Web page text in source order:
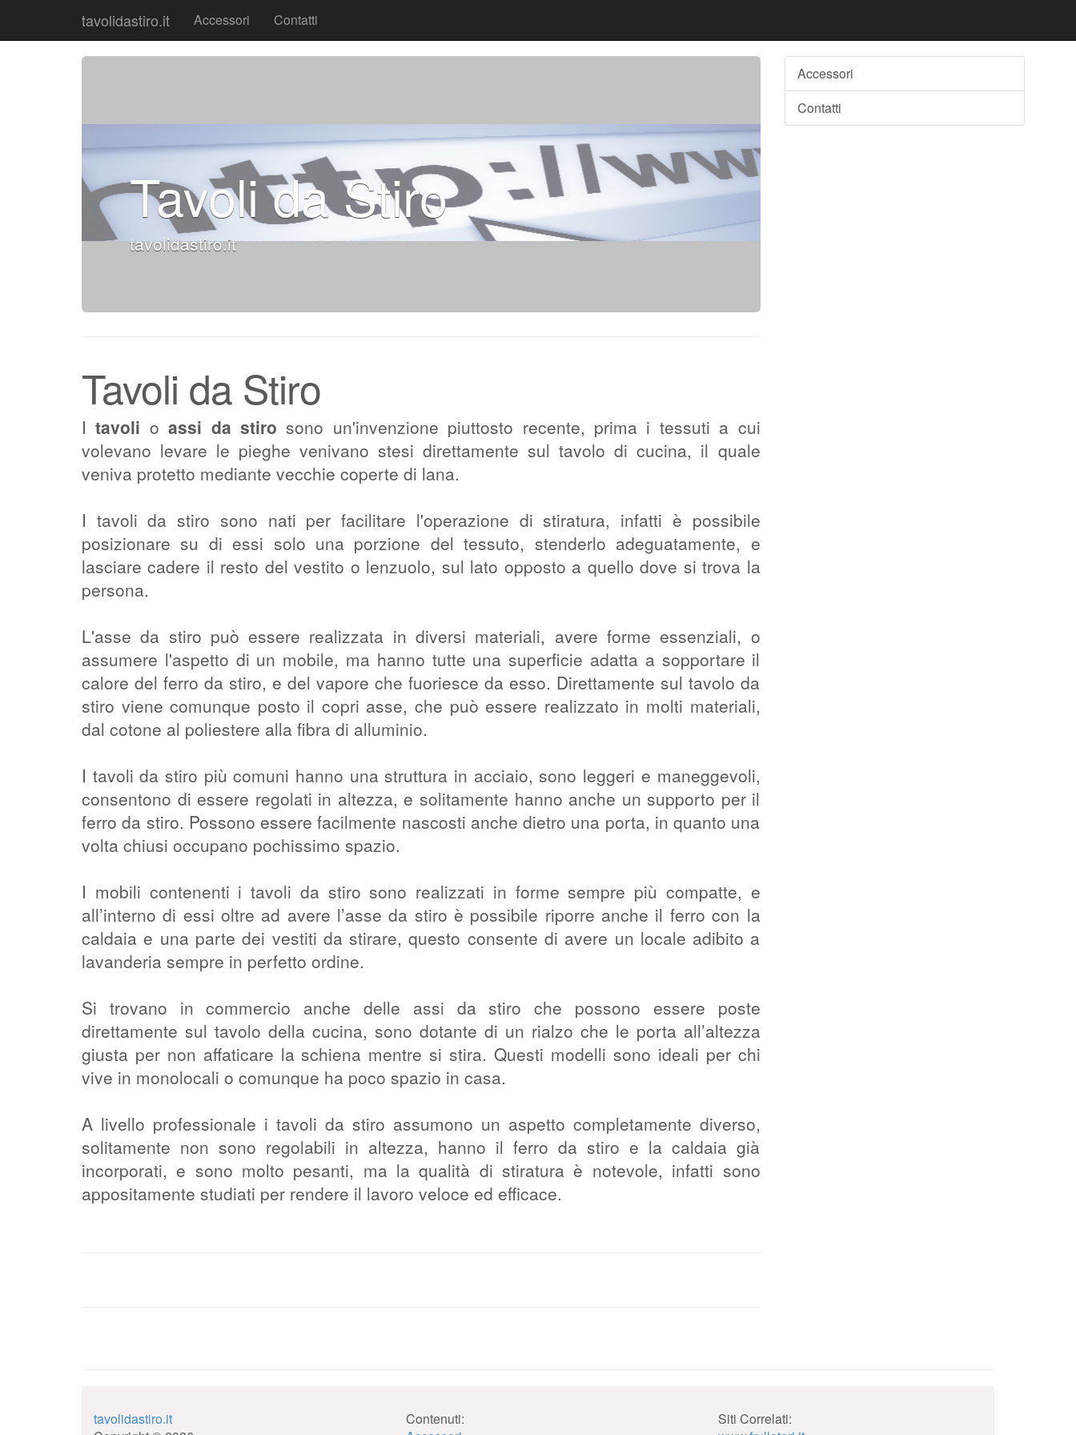
tavolidastiro.it Accessori Contatti
Tavoli da Stiro
tavolidastiro.it
Tavoli da Stiro
Itavoli oassi da stiro sono un'invenzione piuttosto recente, prima i tessuti a cui
volevano levare le pieghe venivano stesi direttamente sul tavolo di cucina, il quale
veniva protetto mediante vecchie coperte di lana.
I tavoli da stiro sono nati per facilitare l'operazione di stiratura, infatti è possibile
posizionare su di essi solo una porzione del tessuto, stenderlo adeguatamente, e
lasciare cadere il resto del vestito o lenzuolo, sul lato opposto a quello dove si trova la
persona.
L'asse da stiro può essere realizzata in diversi materiali, avere forme essenziali, o
assumere l'aspetto di un mobile, ma hanno tutte una superficie adatta a sopportare il
calore del ferro da stiro, e del vapore che fuoriesce da esso. Direttamente sul tavolo da
stiro viene comunque posto il copri asse, che può essere realizzato in molti materiali,
dal cotone al poliestere alla fibra di alluminio.
I tavoli da stiro più comuni hanno una struttura in acciaio, sono leggeri e maneggevoli,
consentono di essere regolati in altezza, e solitamente hanno anche un supporto per il
ferro da stiro. Possono essere facilmente nascosti anche dietro una porta, in quanto una
volta chiusi occupano pochissimo spazio.
I mobili contenenti i tavoli da stiro sono realizzati in forme sempre più compatte, e
all’interno di essi oltre ad avere l’asse da stiro è possibile riporre anche il ferro con la
caldaia e una parte dei vestiti da stirare, questo consente di avere un locale adibito a
lavanderia sempre in perfetto ordine.
Si trovano in commercio anche delle assi da stiro che possono essere poste
direttamente sul tavolo della cucina, sono dotante di un rialzo che le porta all’altezza
giusta per non affaticare la schiena mentre si stira. Questi modelli sono ideali per chi
vive in monolocali o comunque ha poco spazio in casa.
A livello professionale i tavoli da stiro assumono un aspetto completamente diverso,
solitamente non sono regolabili in altezza, hanno il ferro da stiro e la caldaia già
incorporati, e sono molto pesanti, ma la qualità di stiratura è notevole, infatti sono
appositamente studiati per rendere il lavoro veloce ed efficace.
Accessori
Contatti
tavolidastiro.it
Contenuti:
Siti Correlati: